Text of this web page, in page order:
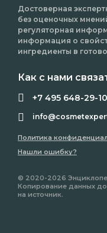
Достоверная
без оценочных
регуляторная
информация о
ингредиенты в
Как с нами
+7 495 648-29-10
Политика
Нашли ошибку?
© 2020-2026
Копирование данных
на источник.